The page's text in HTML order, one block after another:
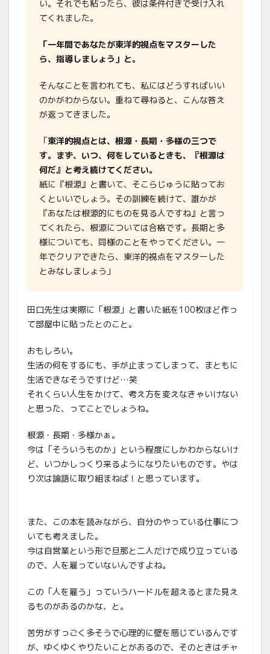
い。それでも粘ったら、彼は条件付きで受け入れ
てくれました。
「一年間であなたが東洋的視点をマスターした
ら、指導しましょう」と。
そんなことを言われても、私にはどうすればいい
のかがわからない。重ねて尋ねると、こんな答え
が返ってきました。
「東洋的視点とは、根源・長期・多様の三つで
す。まず、いつ、何をしているときも、『根源は
何だ』と考え続けてください。
紙に『根源』と書いて、そこらじゅうに貼ってお
くといいでしょう。その訓練を続けて、誰かが
『あなたは根源的にものを見る人ですね』と言っ
てくれたら、根源については合格です。長期と多
様についても、同様のことをやってください。一
年でクリアできたら、東洋的視点をマスターした
とみなしましょう」
田口先生は実際に「根源」と書いた紙を100枚ほど作っ
て部屋中に貼ったとのこと。
おもしろい。
生活の何をするにも、手が止まってしまって、まともに
生活できなそうですけど…笑
それくらい人生をかけて、考え方を変えなきゃいけない
と思った、ってことでしょうね。
根源・長期・多様かぁ。
今は「そういうものか」という程度にしかわからないけ
ど、いつかしっくり来るようになりたいものです。やは
り次は論語に取り組まねば！と思っています。
また、この本を読みながら、自分のやっている仕事につ
いても考えました。
今は自営業という形で旦那と二人だけで成り立っている
ので、人を雇っていないんですよね。
この「人を雇う」っていうハードルを超えるとまた見え
るものがあるのかな、と。
苦労がすっごく多そうで心理的に壁を感じているんです
が、ゆくゆくやりたいことがあるので、そのときはチャ